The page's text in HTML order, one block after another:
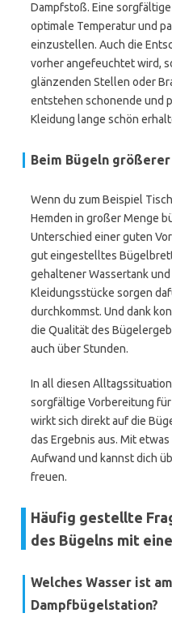
Dampfstoß. Eine
optimale Temperatur und
einzustellen. Auch die
vorher angefeuchtet wird,
glänzenden Stellen oder
entstehen schonende und
Kleidung lange schön
Beim Bügeln größerer
Wenn du zum Beispiel
Hemden in großer Menge
Unterschied einer guten
gut eingestelltes
gehaltener Wassertank
Kleidungsstücke sorgen
durchkommst. Und dank
die Qualität des
auch über Stunden.
In all diesen
sorgfältige Vorbereitung
wirkt sich direkt auf die
das Ergebnis aus. Mit
Aufwand und kannst dich
freuen.
Häufig gestellte
des Bügelns mit
Welches Wasser ist
Dampfbügelstation?